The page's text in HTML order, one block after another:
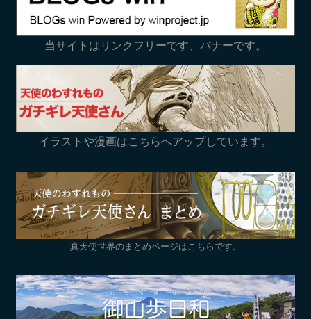
当サイトはリンクフリーです、バナーです。
イラストや漫画はこちらへアップしています。
真天使世界のまとめページはこちらです。